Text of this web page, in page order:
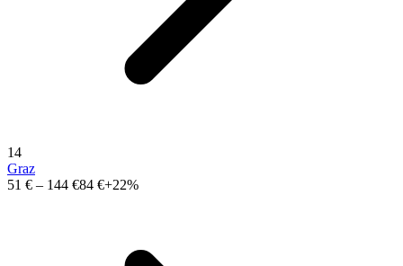
14
Graz
51 € – 144 €84 €+22%